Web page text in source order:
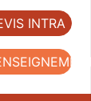
INTRA